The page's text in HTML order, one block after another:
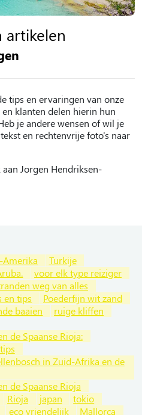
artikelen
tips en ervaringen van onze
klanten delen hierin hun
je andere wensen of wil je
en rechtenvrije foto's naar
Jorgen Hendriksen-
Amerika
Turkije
voor elk type reiziger
weg van alles
en tips
Poederfijn wit zand
baaien
ruige kliffen
de Spaanse Rioja:
in Zuid-Afrika en de
de Spaanse Rioja
Rioja japan
tokio
eco vriendelijk
Mallorca